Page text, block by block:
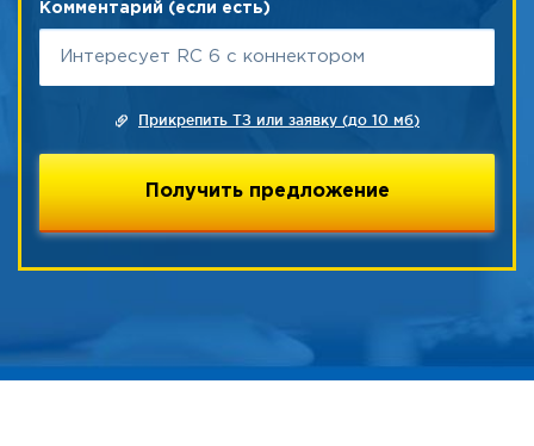
Комментарий (если есть)
Прикрепить ТЗ или заявку (до 10 мб)